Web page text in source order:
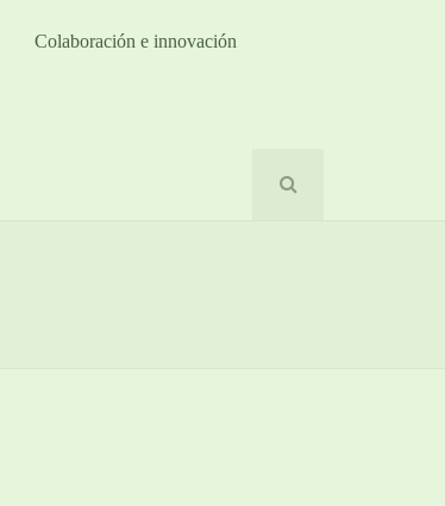
Colaboración e innovación